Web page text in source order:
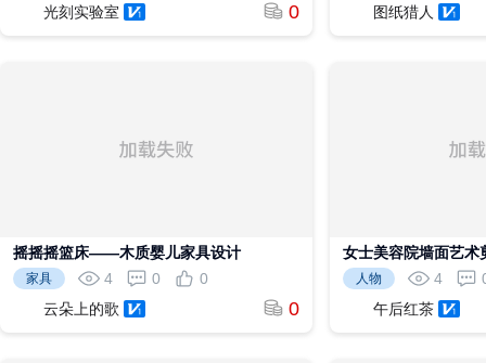
光刻实验室
0
图纸猎人
摇摇摇篮床——木质婴儿家具设计
家具 4 0
0
云朵上的歌
0
女士美容院墙面艺术
人物 4
午后红茶